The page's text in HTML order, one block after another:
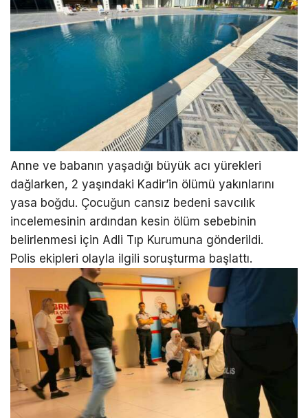
Anne ve babanın yaşadığı büyük acı yürekleri
dağlarken, 2 yaşındaki Kadir’in ölümü yakınlarını
yasa boğdu. Çocuğun cansız bedeni savcılık
incelemesinin ardından kesin ölüm sebebinin
belirlenmesi için Adli Tıp Kurumuna gönderildi.
Polis ekipleri olayla ilgili soruşturma başlattı.